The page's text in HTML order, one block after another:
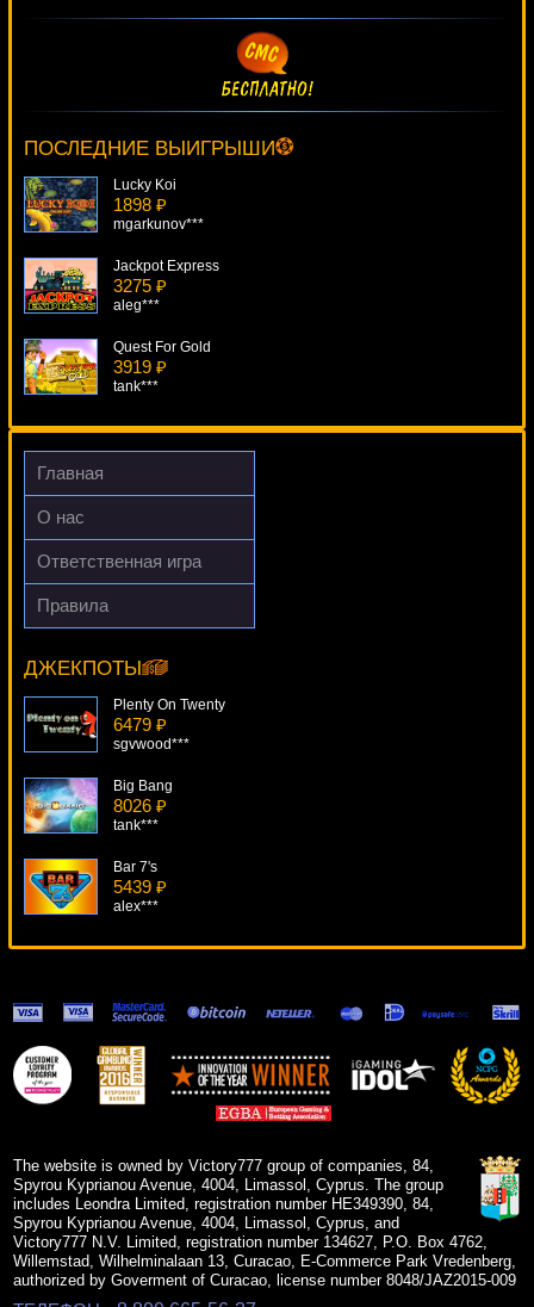
ПОСЛЕДНИЕ ВЫИГРЫШИ
alex***
Lucky Koi
1898 ₽
mgarkunov***
Jackpot Express
3275 ₽
aleg***
Quest For Gold
3919 ₽
tank***
Alaskan Fishing
960 ₽
Cteb***
Главная
О нас
Ответственная игра
Правила
ДЖЕКПОТЫ
Silent Movie
blogolet***
Plenty On Twenty
6479 ₽
sgvwood***
Big Bang
8026 ₽
tank***
Bar 7's
5439 ₽
alex***
Mega Fortune
7352 ₽
Cteb***
Piggy Fortunes
The website is owned by Victory777 group of companies, 84,
Spyrou Kyprianou Avenue, 4004, Limassol, Cyprus. The group
includes Leondra Limited, registration number HE349390, 84,
Spyrou Kyprianou Avenue, 4004, Limassol, Cyprus, and
Victory777 N.V. Limited, registration number 134627, P.O. Box 4762,
Willemstad, Wilhelminalaan 13, Curacao, E-Commerce Park Vredenberg,
authorized by Goverment of Curacao, license number 8048/JAZ2015-009